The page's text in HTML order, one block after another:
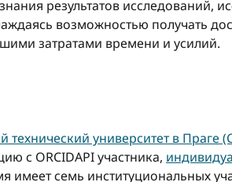
результатов исследований,
возможностью получать
затратами времени и усилий.
технический университет в Праге
с ORCIDAPI участника,
имеет семь институциональных